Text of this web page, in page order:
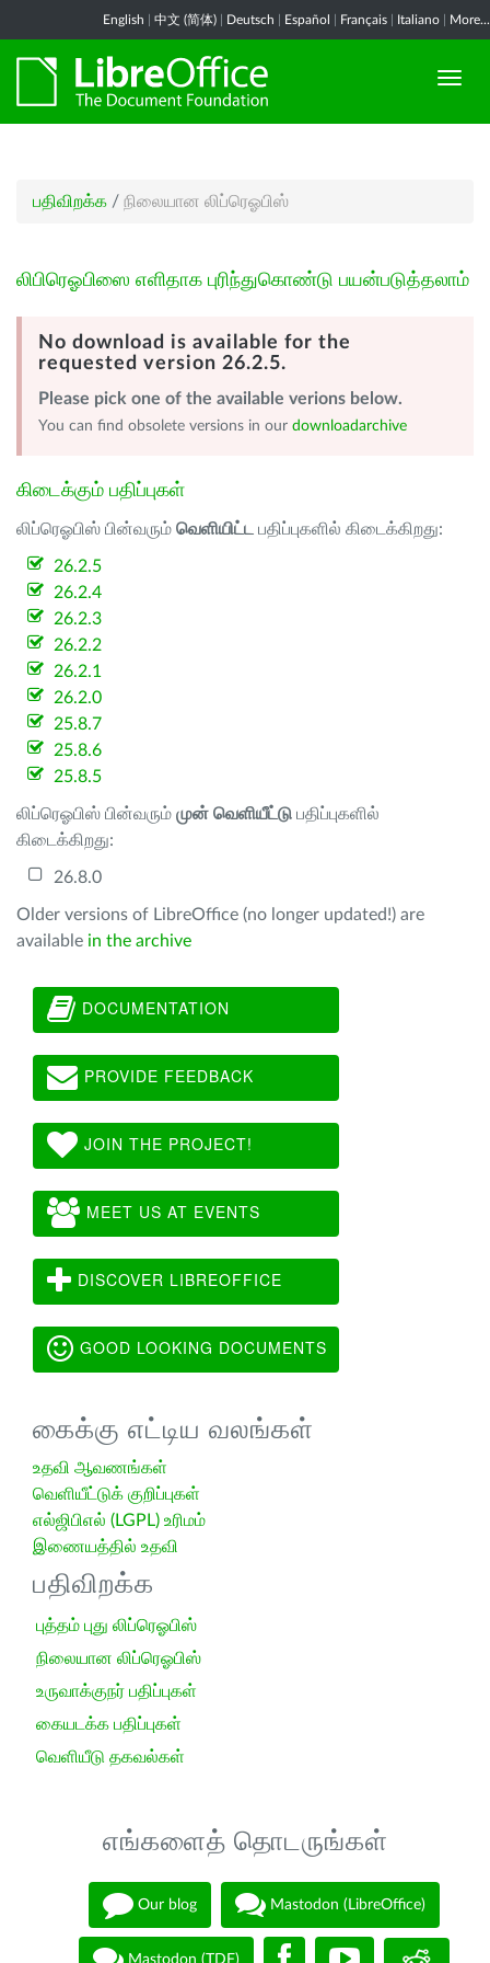
English 中文 (简体) Deutsch Español Français Italiano More...
பதிவிறக்க / நிலையான லிப்ரெஓபிஸ்
லிபிரெஓபிஸை எளிதாக புரிந்துகொண்டு பயன்படுத்தலாம்
No download is available for the
requested version 26.2.5.
Please pick one of the available verions below.
You can find obsolete versions in our downloadarchive
கிடைக்கும் பதிப்புகள்
லிப்ரெஓபிஸ் பின்வரும் வெளியிட்ட பதிப்புகளில் கிடைக்கிறது:
26.2.5
26.2.4
26.2.3
26.2.2
26.2.1
26.2.0
25.8.7
25.8.6
25.8.5
லிப்ரெஓபிஸ் பின்வரும் முன் வெளியீட்டு பதிப்புகளில்
கிடைக்கிறது:
26.8.0
Older versions of LibreOffice (no longer updated!) are
available in the archive
DOCUMENTATION
PROVIDE FEEDBACK
JOIN THE PROJECT!
MEET US AT EVENTS
DISCOVER LIBREOFFICE
GOOD LOOKING DOCUMENTS
கைக்கு எட்டிய வலங்கள்
உதவி ஆவணங்கள்
வெளியீட்டுக் குறிப்புகள்
எல்ஜிபிஎல் (LGPL) உரிமம்
இணையத்தில் உதவி
பதிவிறக்க
புத்தம் புது லிப்ரெஓபிஸ்
நிலையான லிப்ரெஓபிஸ்
உருவாக்குநர் பதிப்புகள்
கையடக்க பதிப்புகள்
வெளியீடு தகவல்கள்
எங்களைத் தொடருங்கள்
Our blog Mastodon (LibreOffice)
Mastodon (TDF)